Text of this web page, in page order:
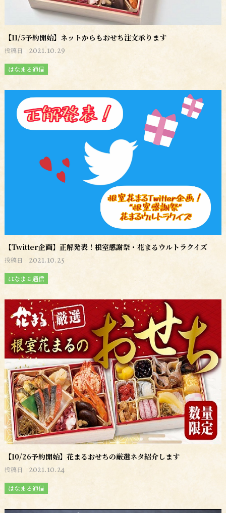
【11/5予約開始】ネットからもおせち注文承ります
投稿日 2021.10.29
はなまる通信
【Twitter企画】正解発表！根室感謝祭・花まるウルトラクイズ
投稿日 2021.10.25
はなまる通信
【10/26予約開始】花まるおせちの厳選ネタ紹介します
投稿日 2021.10.24
はなまる通信